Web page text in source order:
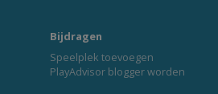
Bijdragen
Speelplek toevoegen
PlayAdvisor blogger worden